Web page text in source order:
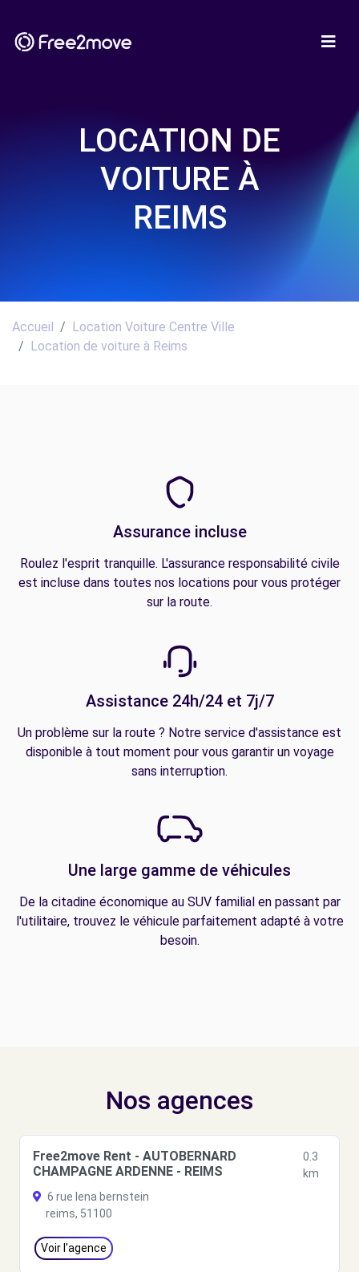
LOCATION DE
VOITURE À
REIMS
Accueil
Location Voiture Centre Ville
Location de voiture à Reims
Assurance incluse
Roulez l'esprit tranquille. L'assurance responsabilité civile
est incluse dans toutes nos locations pour vous protéger
sur la route.
Assistance 24h/24 et 7j/7
Un problème sur la route ? Notre service d'assistance est
disponible à tout moment pour vous garantir un voyage
sans interruption.
Une large gamme de véhicules
De la citadine économique au SUV familial en passant par
l'utilitaire, trouvez le véhicule parfaitement adapté à votre
besoin.
Nos agences
Free2move Rent - AUTOBERNARD
CHAMPAGNE ARDENNE - REIMS
0.3
km
6 rue lena bernstein
reims, 51100
Voir l'agence